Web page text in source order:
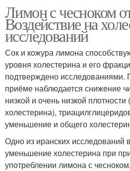
Лимон с чесноком
Воздействие на
исследований
Сок и кожура лимона
уровня холестерина и его
подтверждено исследованиями.
приёме наблюдается снижение
низкой и очень низкой плотности
холестерина),
уменьшение и общего
Одно из иранских исследований
уменьшение холестерина при
употреблении лимона с